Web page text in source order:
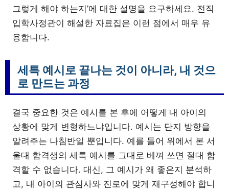
그렇게 해야 하는지’에 대한 설명을 요구하세요. 전직
입학사정관이 해설한 자료집은 이런 점에서 매우 유
용합니다.
세특 예시로 끝나는 것이 아니라, 내 것으
로 만드는 과정
결국 중요한 것은 예시를 본 후에 어떻게 내 아이의
상황에 맞게 변형하느냐입니다. 예시는 단지 방향을
알려주는 나침반일 뿐입니다. 예를 들어 위에서 본 서
울대 합격생의 세특 예시를 그대로 베껴 쓰면 절대 합
격할 수 없습니다. 대신, 그 예시가 왜 좋은지 분석하
고, 내 아이의 관심사와 진로에 맞게 재구성해야 합니